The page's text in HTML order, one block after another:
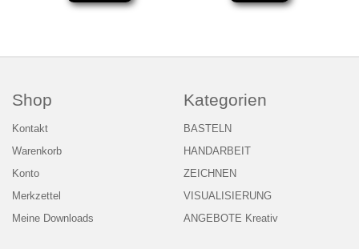
Shop
Kontakt
Warenkorb
Konto
Merkzettel
Meine Downloads
Kategorien
BASTELN
HANDARBEIT
ZEICHNEN
VISUALISIERUNG
ANGEBOTE Kreativ